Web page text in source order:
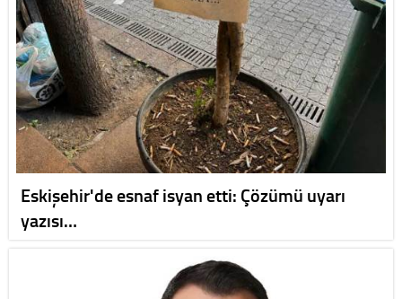
Eskişehir'de esnaf isyan etti: Çözümü uyarı
yazısı…